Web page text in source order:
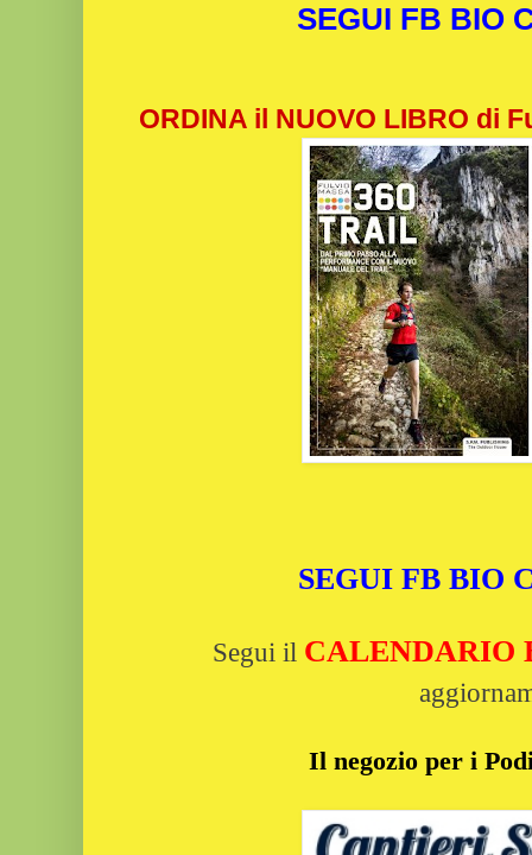
SEGUI FB BIO
ORDINA il NUOVO LIBRO di
SEGUI FB BIO
Segui il CALENDARIO
Il negozio per i